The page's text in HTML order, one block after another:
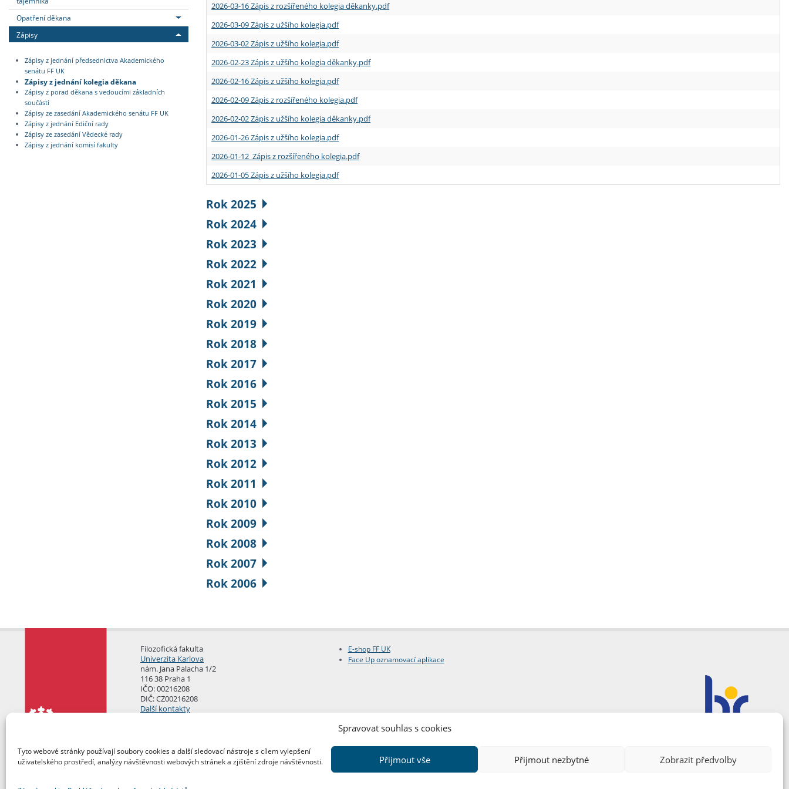
Spravovat souhlas s cookies
Tyto webové stránky používají soubory cookies a další sledovací nástroje s cílem vylepšení
uživatelského prostředí, analýzy návštěvnosti webových stránek a zjištění zdroje návštěvnosti.
Přijmout vše Přijmout nezbytné Zobrazit předvolby
Opatření děkana
Zápisy
Zápisy z jednání předsednictva Akademického
senátu FF UK
Zápisy z jednání kolegia děkana
Zápisy z porad děkana s vedoucími základních
součástí
Zápisy ze zasedání Akademického senátu FF UK
Zápisy z jednání Ediční rady
Zápisy ze zasedání Vědecké rady
Zápisy z jednání komisí fakulty
2026-03-16 Zápis z rozšířeného kolegia děkanky.pdf
2026-03-09 Zápis z užšího kolegia.pdf
2026-03-02 Zápis z užšího kolegia.pdf
2026-02-23 Zápis z užšího kolegia děkanky.pdf
2026-02-16 Zápis z užšího kolegia.pdf
2026-02-09 Zápis z rozšířeného kolegia.pdf
2026-02-02 Zápis z užšího kolegia děkanky.pdf
2026-01-26 Zápis z užšího kolegia.pdf
2026-01-12 Zápis z rozšířeného kolegia.pdf
2026-01-05 Zápis z užšího kolegia.pdf
Rok 2025
Rok 2024
Rok 2023
Rok 2022
Rok 2021
Rok 2020
Rok 2019
Rok 2018
Rok 2017
Rok 2016
Rok 2015
Rok 2014
Rok 2013
Rok 2012
Rok 2011
Rok 2010
Rok 2009
Rok 2008
Rok 2007
Rok 2006
Filozofická fakulta
Univerzita Karlova
nám. Jana Palacha 1/2
116 38 Praha 1
IČO: 00216208
DIČ: CZ00216208
Další kontakty
E-shop FF UK
Face Up oznamovací aplikace